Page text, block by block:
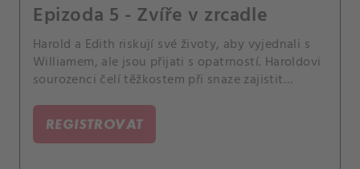
Epizoda 5 - Zvíře v zrcadle
Harold a Edith riskují své životy, aby vyjednali s
Williamem, ale jsou přijati s opatrností. Haroldovi
sourozenci čelí těžkostem při snaze zajistit
REGISTROVAT